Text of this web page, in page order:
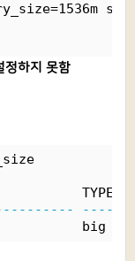
하지 못함
TYPE
big